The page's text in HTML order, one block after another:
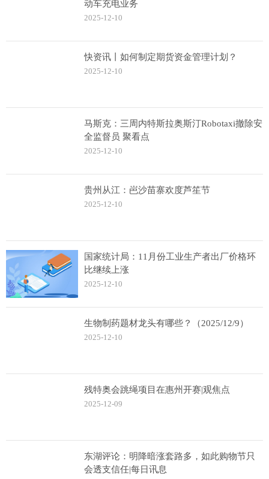
动车充电业务
2025-12-10
快资讯丨如何制定期货资金管理计划？
2025-12-10
马斯克：三周内特斯拉奥斯汀Robotaxi撤除安
全监督员 聚看点
2025-12-10
贵州从江：岜沙苗寨欢度芦笙节
2025-12-10
国家统计局：11月份工业生产者出厂价格环
比继续上涨
2025-12-10
生物制药题材龙头有哪些？（2025/12/9）
2025-12-10
残特奥会跳绳项目在惠州开赛|观焦点
2025-12-09
东湖评论：明降暗涨套路多，如此购物节只
会透支信任|每日讯息